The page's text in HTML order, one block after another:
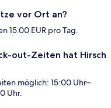
vor Ort an?
15.00 EUR pro Tag.
out-Zeiten hat Hirsch
möglich: 15:00 Uhr–
Uhr.